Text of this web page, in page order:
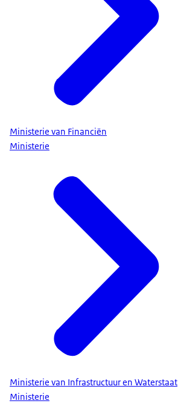
Ministerie van Financiën
Ministerie
Ministerie van Infrastructuur en Waterstaat
Ministerie